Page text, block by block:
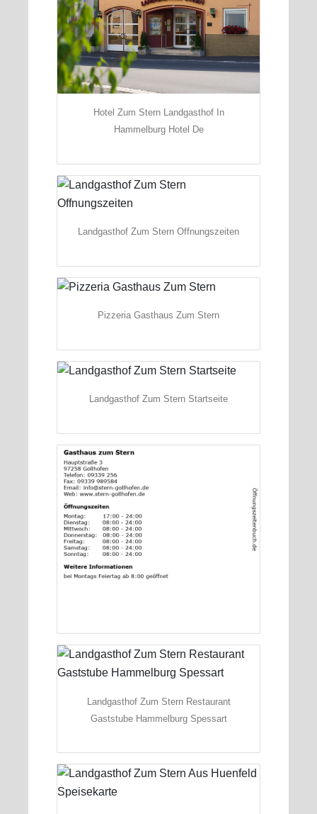
Hotel Zum Stern Landgasthof In
Hammelburg Hotel De
Landgasthof Zum Stern Offnungszeiten
Pizzeria Gasthaus Zum Stern
Landgasthof Zum Stern Startseite
Landgasthof Zum Stern Restaurant
Gaststube Hammelburg Spessart